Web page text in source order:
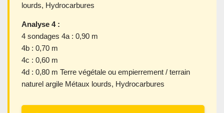
lourds, Hydrocarbures
Analyse 4 :
4 sondages 4a : 0,90 m
4b : 0,70 m
4c : 0,60 m
4d : 0,80 m Terre végétale ou empierrement / terrain
naturel argile Métaux lourds, Hydrocarbures